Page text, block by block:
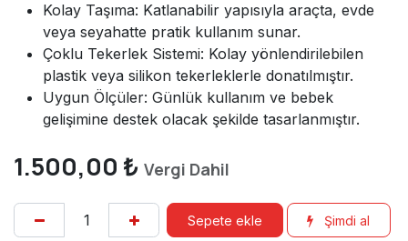
Kolay Taşıma: Katlanabilir yapısıyla araçta, evde
veya seyahatte pratik kullanım sunar.
Çoklu Tekerlek Sistemi: Kolay yönlendirilebilen
plastik veya silikon tekerleklerle donatılmıştır.
Uygun Ölçüler: Günlük kullanım ve bebek
gelişimine destek olacak şekilde tasarlanmıştır.
1.500,00 ₺ Vergi Dahil
Sepete ekle Şimdi al